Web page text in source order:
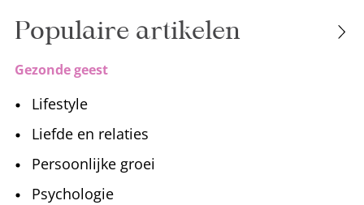
Populaire artikelen
Gezonde geest
Lifestyle
Liefde en relaties
Persoonlijke groei
Psychologie